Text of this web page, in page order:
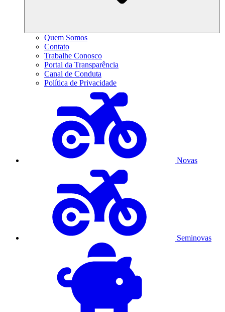
Quem Somos
Contato
Trabalhe Conosco
Portal da Transparência
Canal de Conduta
Política de Privacidade
Novas
Seminovas